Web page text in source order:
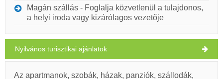
CSÜTÖRTÖK
Horvátország Brac sziget
NEREZISCA
Magán szállás - Foglalja közvetlenül a tulajdonos,
a helyi iroda vagy kizárólagos vezetője
Nyilvános turisztikai ajánlatok
Az apartmanok, szobák, házak, panziók, szállodák,